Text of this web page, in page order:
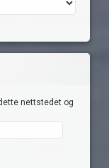
nettstedet og